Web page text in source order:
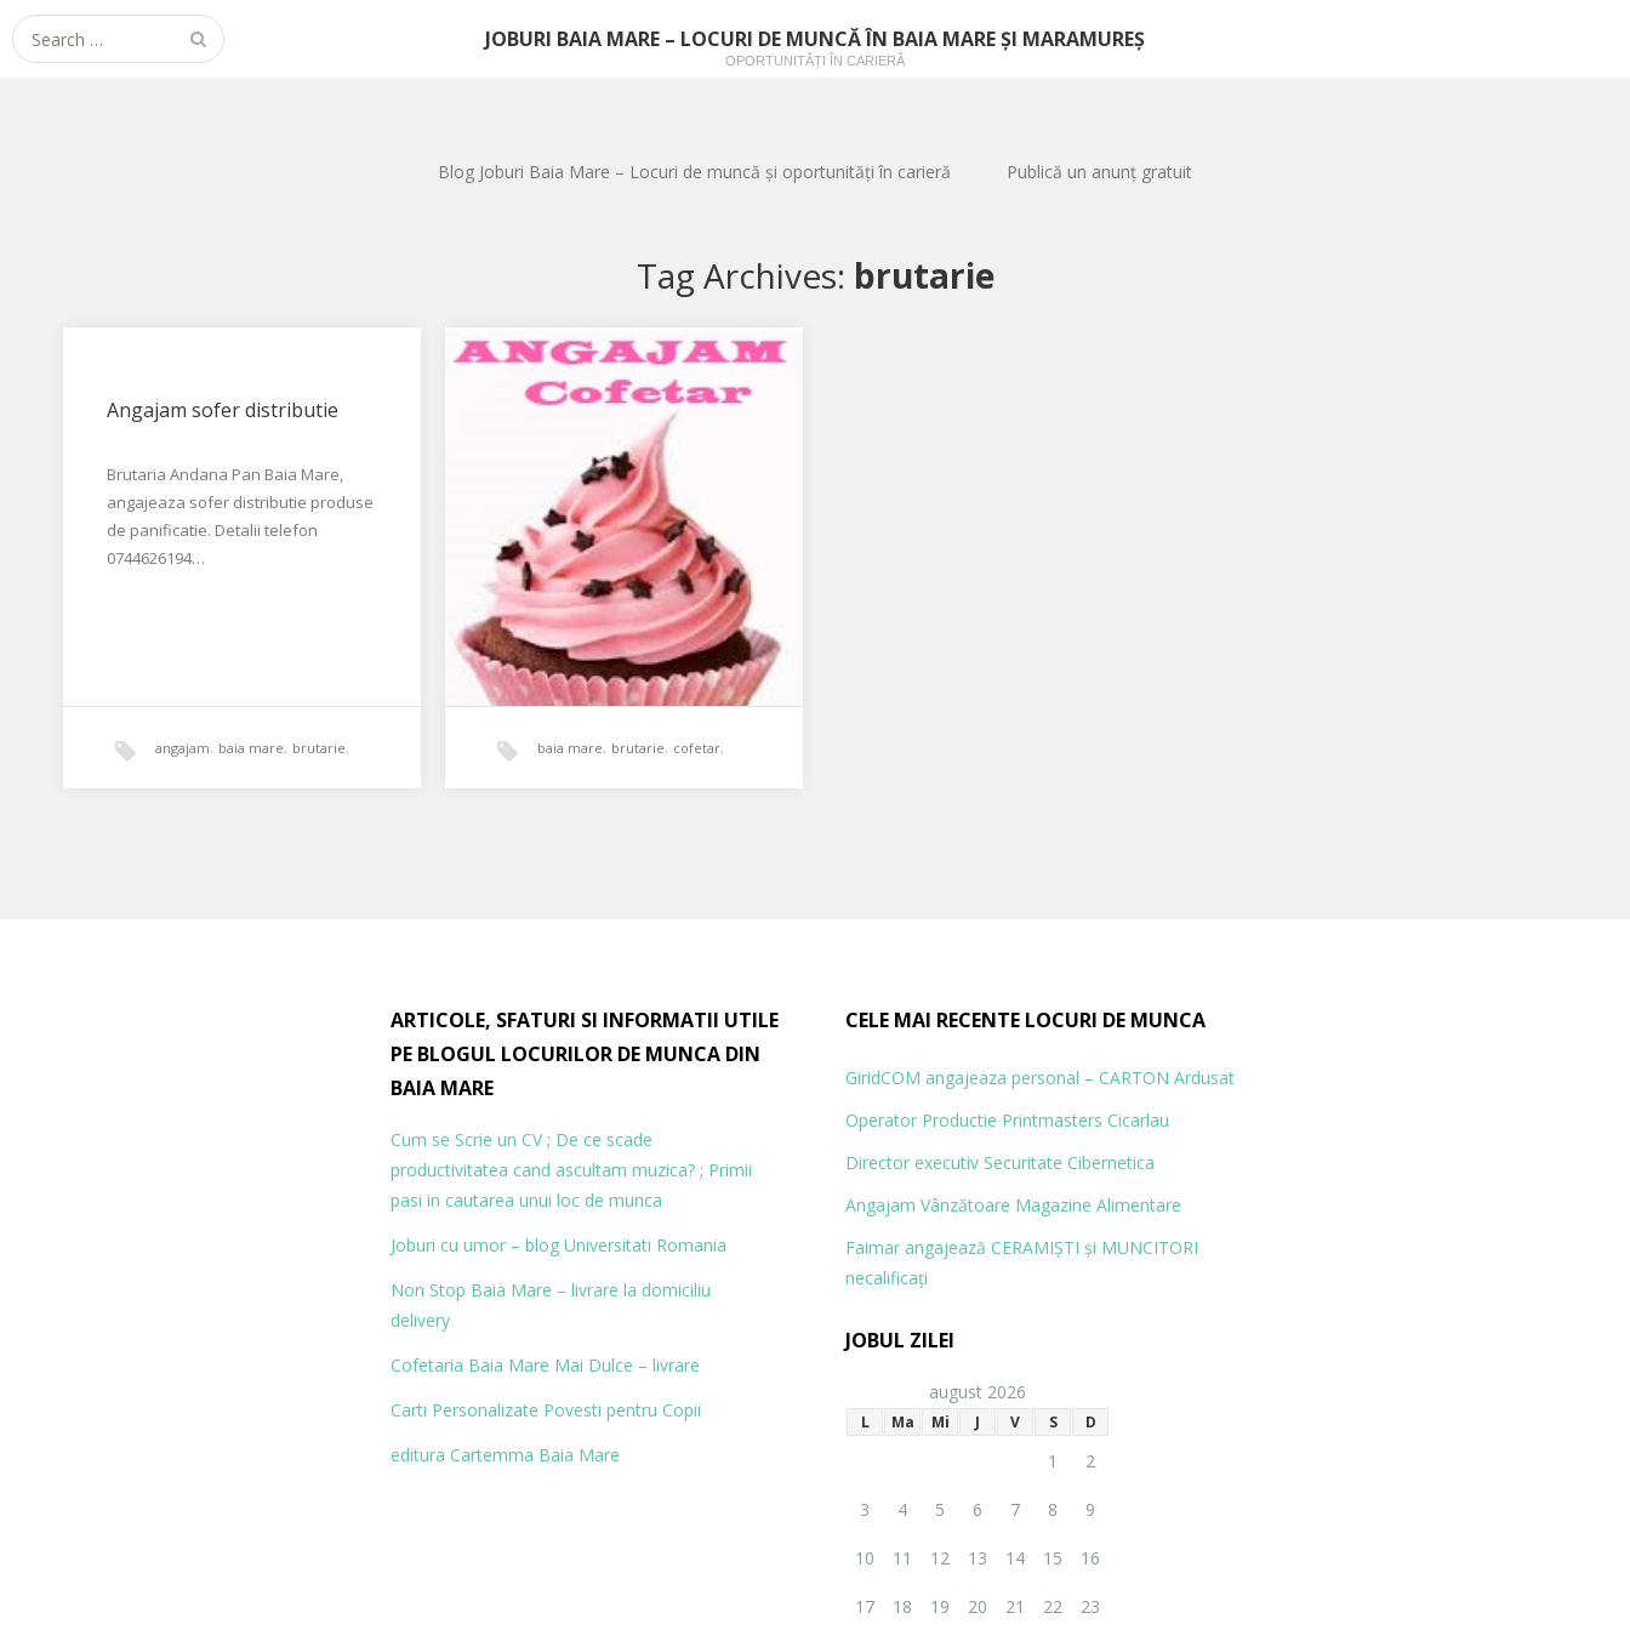
JOBURI BAIA MARE – LOCURI DE MUNCĂ ÎN BAIA MARE ȘI MARAMUREȘ
OPORTUNITĂȚI ÎN CARIERĂ
Search for:
Blog Joburi Baia Mare – Locuri de muncă și oportunități în carieră Publică un anunț gratuit
Tag Archives: brutarie
Angajam sofer distributie
Brutaria Andana Pan Baia Mare,
angajeaza sofer distributie produse
de panificatie. Detalii telefon
0744626194…
angajam, baia mare, brutarie,
experiență, pasiune și răbdare…
baia mare, brutarie, cofetar,
ARTICOLE, SFATURI SI INFORMATII UTILE
PE BLOGUL LOCURILOR DE MUNCA DIN
BAIA MARE
Cum se Scrie un CV; De ce scade
productivitatea cand ascultam muzica? ; Primii
pasi in cautarea unui loc de munca
Joburi cu umor – blog Universitati Romania
Non Stop Baia Mare – livrare la domiciliu
delivery
Cofetaria Baia Mare Mai Dulce – livrare
Carti Personalizate Povesti pentru Copii
editura Cartemma Baia Mare
CELE MAI RECENTE LOCURI DE MUNCA
GiridCOM angajeaza personal – CARTON Ardusat
Operator Productie Printmasters Cicarlau
Director executiv Securitate Cibernetica
Angajam Vânzătoare Magazine Alimentare
Faimar angajează CERAMIŞTI și MUN­CITORI
necalificaţi
JOBUL ZILEI
august 2026
L Ma Mi J V S D
1 2
3 4 5 6 7 8 9
10 11 12 13 14 15 16
17 18 19 20 21 22 23